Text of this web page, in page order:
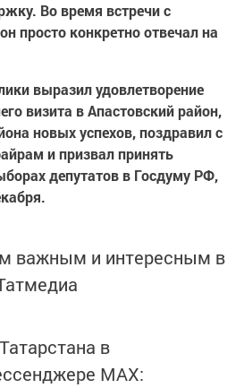
Во время встречи с
просто конкретно отвечал на
выразил удовлетворение
визита в Апастовский район,
новых успехов, поздравил с
и призвал принять
депутатов в Госдуму РФ,
важным и интересным в
в
MАХ: